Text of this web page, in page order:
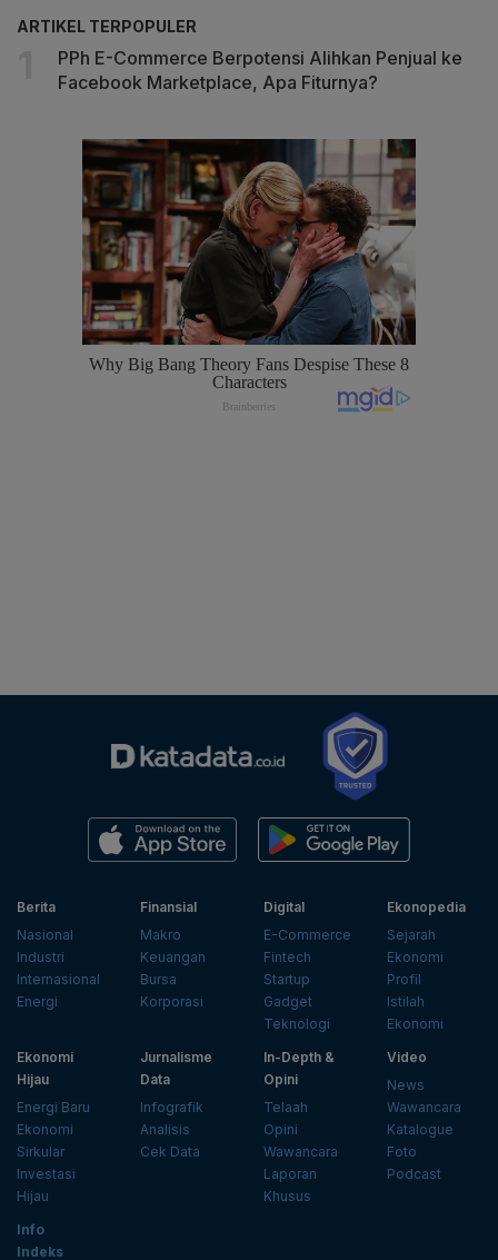
ARTIKEL TERPOPULER
PPh E-Commerce Berpotensi Alihkan Penjual ke
Facebook Marketplace, Apa Fiturnya?
Berita
Nasional
Industri
Internasional
Energi
Finansial
Makro
Keuangan
Bursa
Korporasi
Digital
E-Commerce
Fintech
Startup
Gadget
Teknologi
Ekonopedia
Sejarah
Ekonomi
Profil
Istilah
Ekonomi
Ekonomi
Hijau
Energi Baru
Ekonomi
Sirkular
Investasi
Hijau
Jurnalisme
Data
Infografik
Analisis
Cek Data
In-Depth &
Opini
Telaah
Opini
Wawancara
Laporan
Khusus
Video
News
Wawancara
Katalogue
Foto
Podcast
Info
Indeks